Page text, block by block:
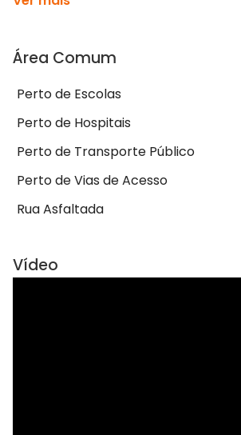
Área Comum
Perto de Escolas
Perto de Hospitais
Perto de Transporte Público
Perto de Vias de Acesso
Rua Asfaltada
Vídeo